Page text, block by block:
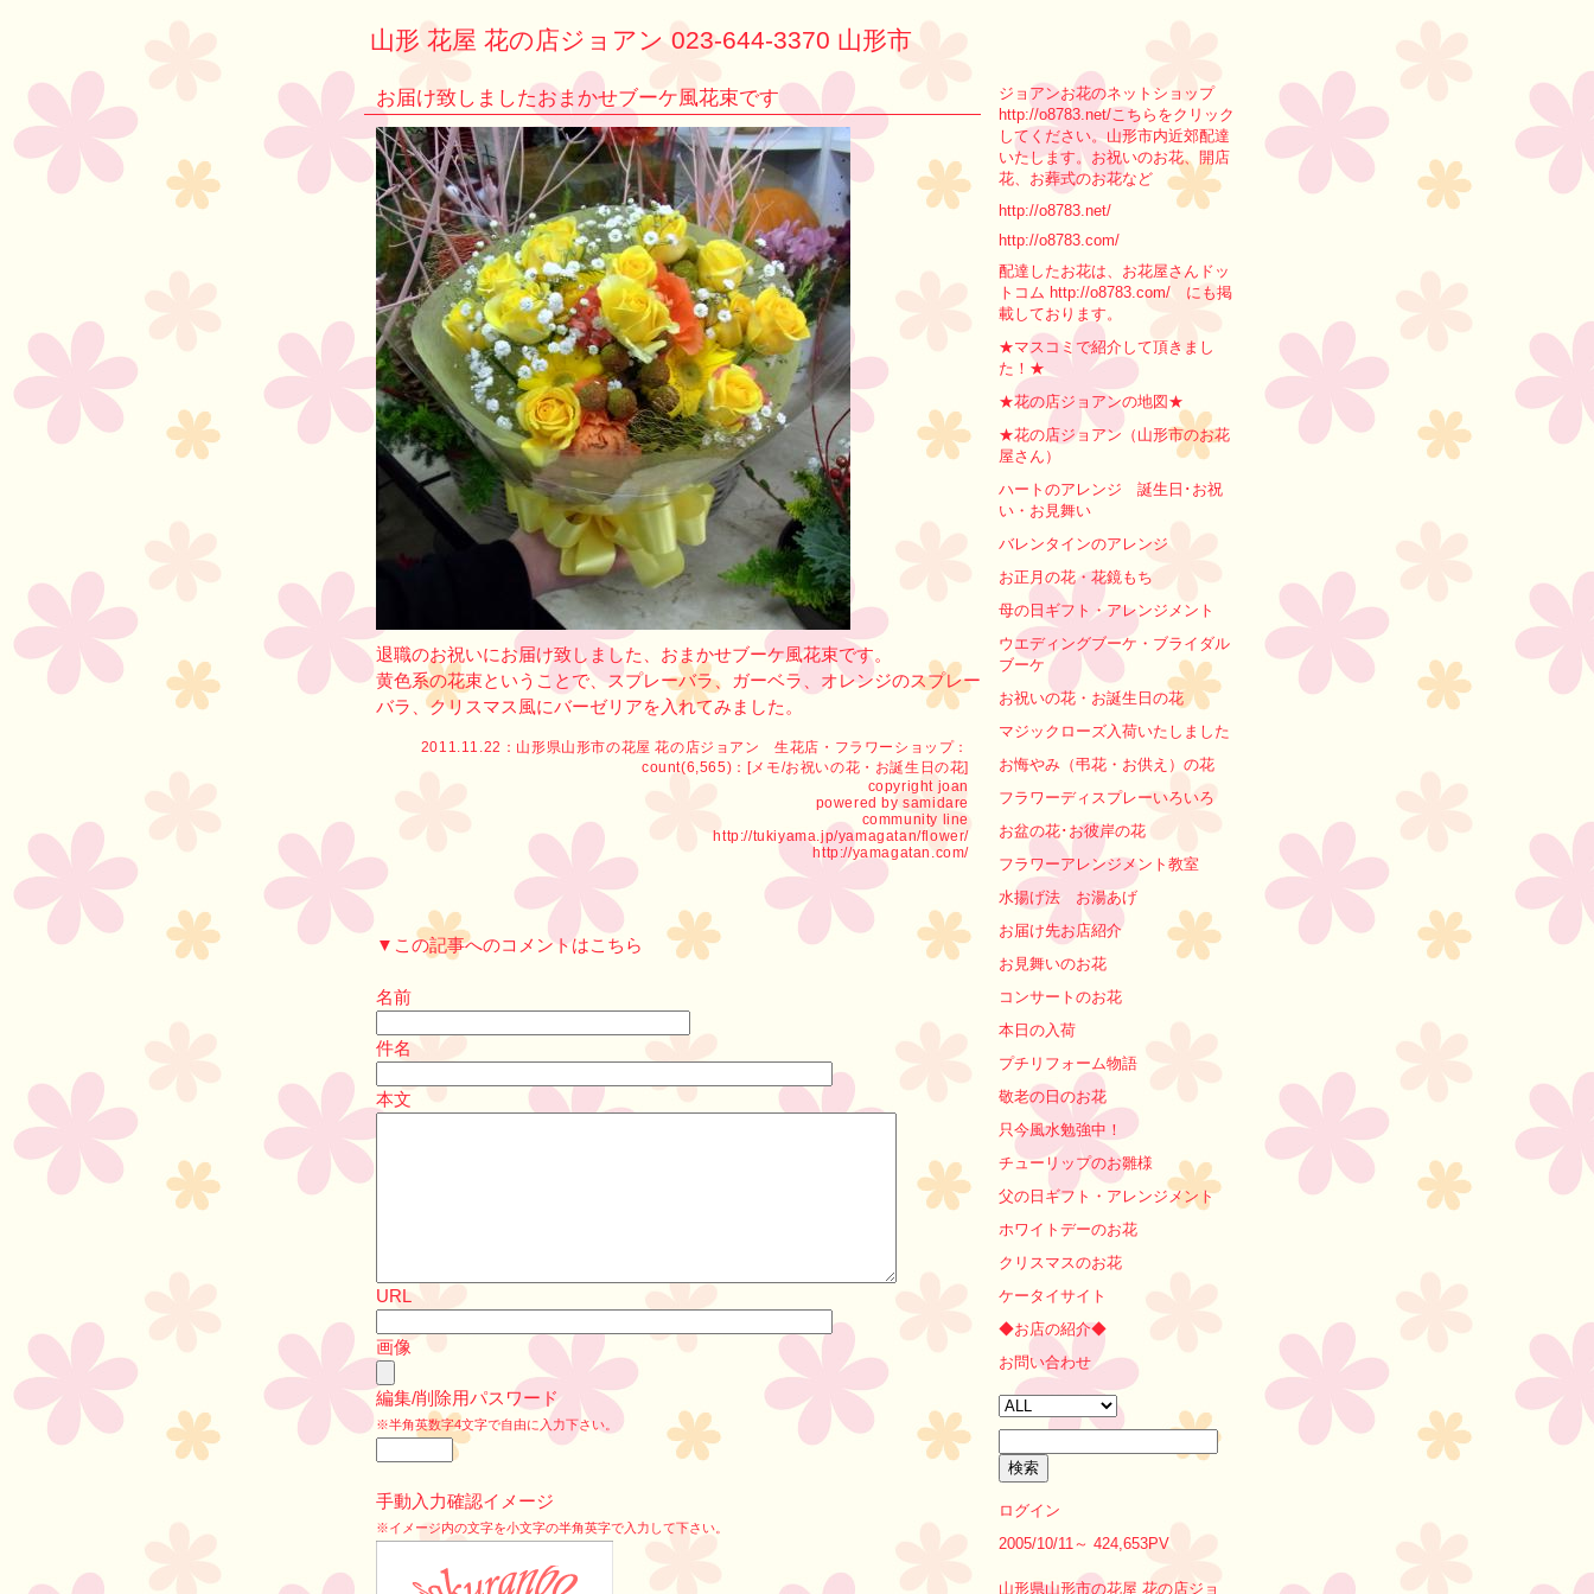
山形 花屋 花の店ジョアン 023-644-3370 山形市
お届け致しましたおまかせブーケ風花束です
退職のお祝いにお届け致しました、おまかせブーケ風花束です。
黄色系の花束ということで、スプレーバラ、ガーベラ、オレンジのスプレー
バラ、クリスマス風にバーゼリアを入れてみました。
2011.11.22： 山形県山形市の花屋 花の店ジョアン 生花店・フラワーショップ：
count(6,565)：[メモ/お祝いの花・お誕生日の花]
copyright joan
powered bysamidare
community line
http://tukiyama.jp/yamagatan/flower/
http://yamagatan.com/
▼この記事へのコメントはこちら
名前
件名
本文
URL
画像
編集/削除用パスワード
※半角英数字4文字で自由に入力下さい。
手動入力確認イメージ
※イメージ内の文字を小文字の半角英字で入力して下さい。
ジョアンお花のネットショップ
http://o8783.net/こちらをクリック
してください。山形市内近郊配達
いたします。お祝いのお花、開店
花、お葬式のお花など
http://o8783.net/
http://o8783.com/
配達したお花は、お花屋さんドッ
トコム http://o8783.com/ にも掲
載しております。
★マスコミで紹介して頂きまし
た！★
★花の店ジョアンの地図★
★花の店ジョアン（山形市のお花
屋さん）
ハートのアレンジ 誕生日･お祝
い・お見舞い
バレンタインのアレンジ
お正月の花・花鏡もち
母の日ギフト・アレンジメント
ウエディングブーケ・ブライダル
ブーケ
お祝いの花・お誕生日の花
マジックローズ入荷いたしました
お悔やみ（弔花・お供え）の花
フラワーディスプレーいろいろ
お盆の花･お彼岸の花
フラワーアレンジメント教室
水揚げ法 お湯あげ
お届け先お店紹介
お見舞いのお花
コンサートのお花
本日の入荷
プチリフォーム物語
敬老の日のお花
只今風水勉強中！
チューリップのお雛様
父の日ギフト・アレンジメント
ホワイトデーのお花
クリスマスのお花
ケータイサイト
◆お店の紹介◆
お問い合わせ
ログイン
2005/10/11～ 424,653PV
山形県山形市の花屋 花の店ジョ